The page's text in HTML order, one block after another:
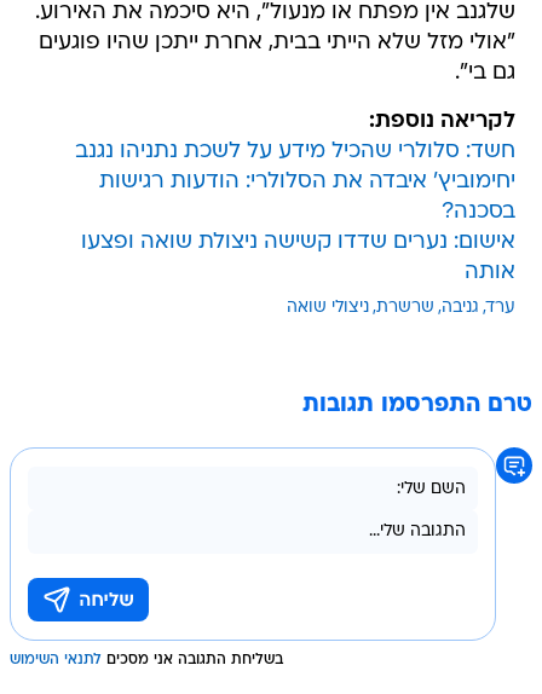
שלגנב אין מפתח או מנעול", היא סיכמה את האירוע.
"אולי מזל שלא הייתי בבית, אחרת ייתכן שהיו פוגעים
גם בי".
לקריאה נוספת:
חשד: סלולרי שהכיל מידע על לשכת נתניהו נגנב
יחימוביץ' איבדה את הסלולרי: הודעות רגישות
בסכנה?
אישום: נערים שדדו קשישה ניצולת שואה ופצעו
אותה
ערד גניבה שרשרת ניצולי שואה
טרם התפרסמו תגובות
בשליחת התגובה אני מסכים לתנאי השימוש